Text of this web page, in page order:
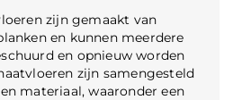
zijn gemaakt van
en kunnen meerdere
en opnieuw worden
zijn samengesteld
materiaal, waaronder een